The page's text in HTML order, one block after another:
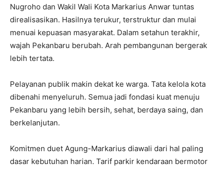
Nugroho dan Wakil Wali Kota Markarius Anwar tuntas
direalisasikan. Hasilnya terukur, terstruktur dan mulai
menuai kepuasan masyarakat. Dalam setahun terakhir,
wajah Pekanbaru berubah. Arah pembangunan bergerak
lebih tertata.
Pelayanan publik makin dekat ke warga. Tata kelola kota
dibenahi menyeluruh. Semua jadi fondasi kuat menuju
Pekanbaru yang lebih bersih, sehat, berdaya saing, dan
berkelanjutan.
Komitmen duet Agung-Markarius diawali dari hal paling
dasar kebutuhan harian. Tarif parkir kendaraan bermotor